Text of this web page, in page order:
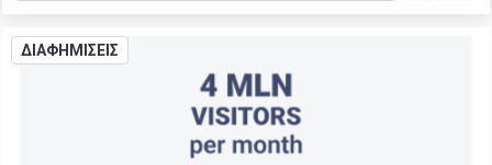
ΔΙΑΦΗΜΙΣΕΙΣ